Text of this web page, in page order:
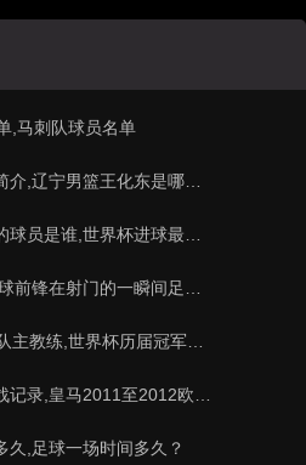
,马刺队球员名单
宁男篮王化东是哪里人？
,世界杯进球最多的球员是谁？
的一瞬间足球的速度有多快？？
练,世界杯历届冠军球队教练
马2011至2012欧冠赛程&nbs
久,足球一场时间多久？